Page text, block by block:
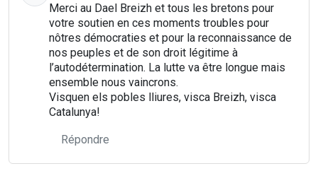
Merci au Dael Breizh et tous les bretons pour
votre soutien en ces moments troubles pour
nôtres démocraties et pour la reconnaissance de
nos peuples et de son droit légitime à
l’autodétermination. La lutte va être longue mais
ensemble nous vaincrons.
Visquen els pobles lliures, visca Breizh, visca
Catalunya!
Répondre